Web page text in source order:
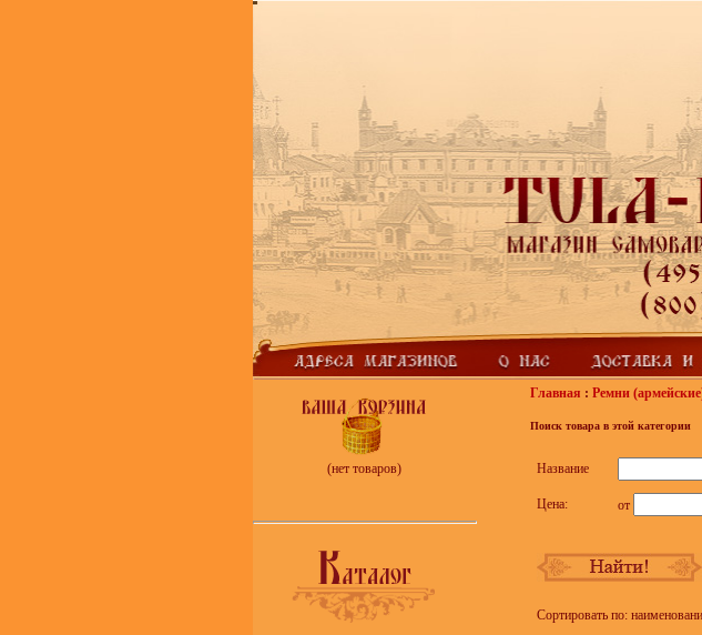
(нет товаров)
Главная : Ремни
Поиск товара в этой категории
Название
Цена: от
Сортировать по: